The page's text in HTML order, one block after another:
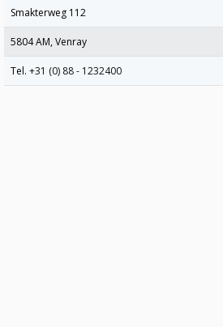
Smakterweg 112
5804 AM, Venray
Tel. +31 (0) 88 - 1232400